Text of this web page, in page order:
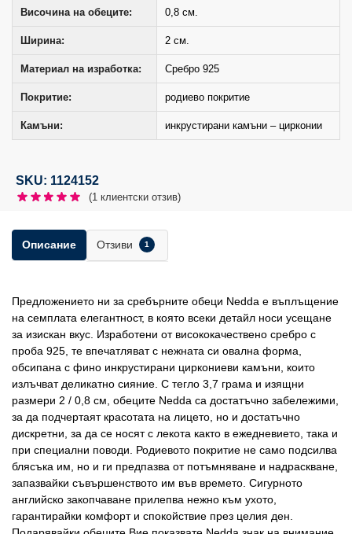
Височина на обеците: 0,8 см.
Ширина: 2 см.
Материал на изработка: Сребро 925
Покритие: родиево покритие
Камъни: инкрустирани камъни – цирконии
SKU: 1124152
(1 клиентски отзив)
Описание Отзиви 1
Предложението ни за сребърните обеци Nedda е въплъщение
на семплата елегантност, в която всеки детайл носи усещане
за изискан вкус. Изработени от висококачествено сребро с
проба 925, те впечатляват с нежната си овална форма,
обсипана с фино инкрустирани циркониеви камъни, които
излъчват деликатно сияние. С тегло 3,7 грама и изящни
размери 2 / 0,8 см, обеците Nedda са достатъчно забележими,
за да подчертаят красотата на лицето, но и достатъчно
дискретни, за да се носят с лекота както в ежедневието, така и
при специални поводи. Родиевото покритие не само подсилва
блясъка им, но и ги предпазва от потъмняване и надраскване,
запазвайки съвършенството им във времето. Сигурното
английско закопчаване прилепва нежно към ухото,
гарантирайки комфорт и спокойствие през целия ден.